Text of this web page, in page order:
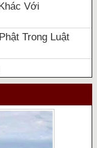
Với
Trong Luật